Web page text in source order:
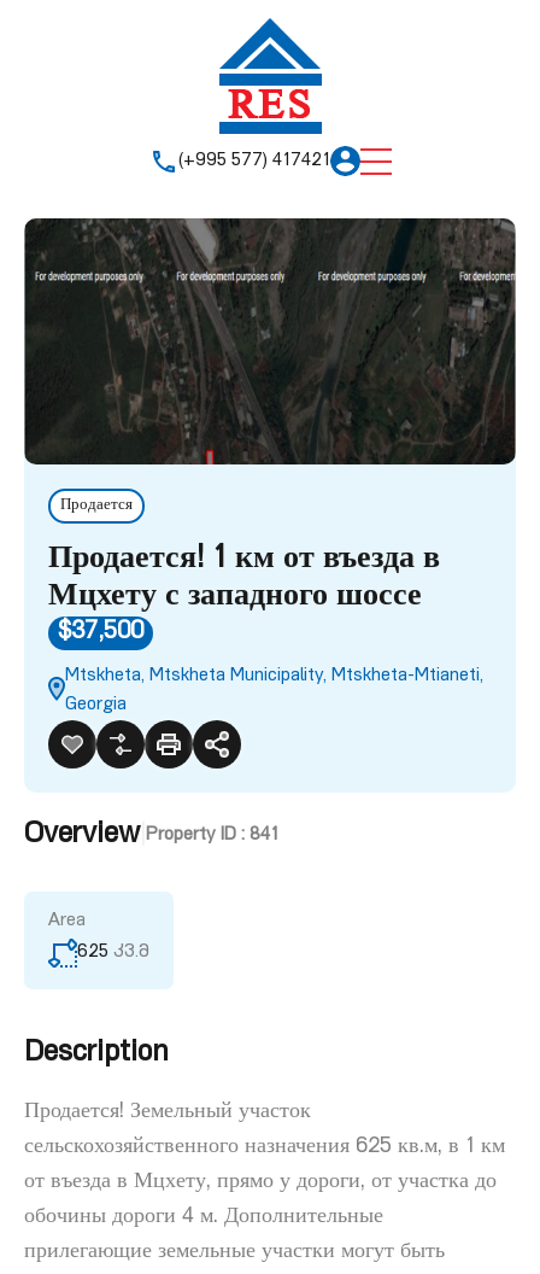
(+995 577) 417421
Продается
Продается! 1 км от въезда в
Мцхету с западного шоссе
$37,500
Mtskheta, Mtskheta Municipality, Mtskheta-Mtianeti,
Georgia
Overview| Property ID : 841
Area
625 კვ.მ
Description
Продается! Земельный участок
сельскохозяйственного назначения 625 кв.м, в 1 км
от въезда в Мцхету, прямо у дороги, от участка до
обочины дороги 4 м. Дополнительные
прилегающие земельные участки могут быть